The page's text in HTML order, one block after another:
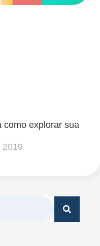
como explorar sua
2019